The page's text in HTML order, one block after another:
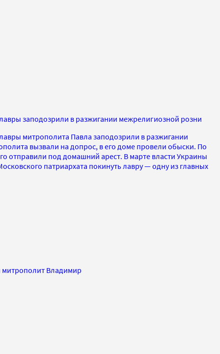
заподозрили в разжигании межрелигиозной розни
митрополита Павла заподозрили в разжигании
вызвали на допрос, в его доме провели обыски. По
отправили под домашний арест. В марте власти Украины
патриархата покинуть лавру — одну из главных
митрополит Владимир